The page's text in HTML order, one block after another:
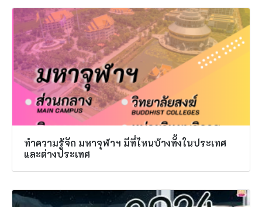
ทำความรู้จัก มหาจุฬาฯ มีที่ไหนบ้างทั้งในประเทศ
และต่างประเทศ